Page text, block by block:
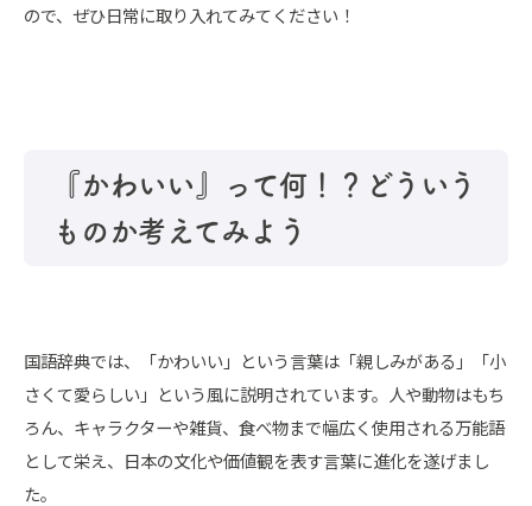
ので、ぜひ日常に取り入れてみてください！
『かわいい』って何！？どういう
ものか考えてみよう
国語辞典では、「かわいい」という言葉は「親しみがある」「小
さくて愛らしい」という風に説明されています。人や動物はもち
ろん、キャラクターや雑貨、食べ物まで幅広く使用される万能語
として栄え、日本の文化や価値観を表す言葉に進化を遂げまし
た。